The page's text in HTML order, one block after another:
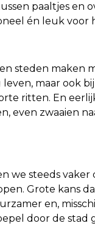
paaltjes en
én leuk voor
steden maken
maar ook
ritten. En
even zwaaien
we steeds vaker
Grote kans
en,
door de stad